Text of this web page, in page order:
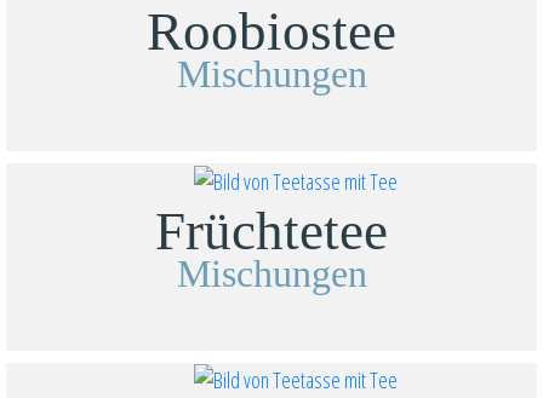
Roobiostee
Mischungen
Früchtetee
Mischungen